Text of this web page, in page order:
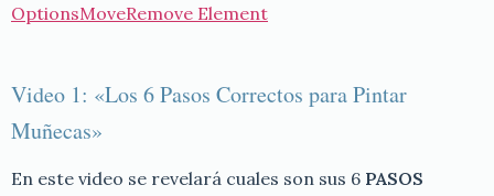
OptionsMoveRemove Element
Video 1: «Los 6 Pasos Correctos para Pintar
Muñecas»
En este video se revelará cuales son sus 6 PASOS